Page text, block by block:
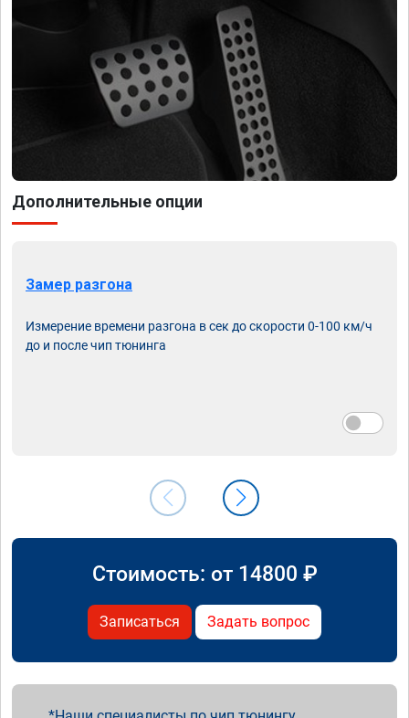
Дополнительные опции
Замер разгона
Измерение времени разгона в сек до скорости 0-100 км/ч
до и после чип тюнинга
Стоимость: от 14800 ₽
Записаться Задать вопрос